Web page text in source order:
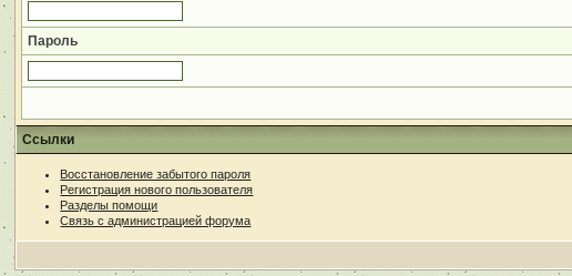
Пароль
Ссылки
Восстановление забытого пароля
Регистрация нового пользователя
Разделы помощи
Связь с администрацией форума